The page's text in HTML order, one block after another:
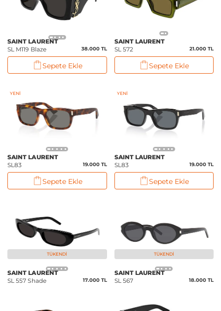
SAINT LAURENT
SL M119 Blaze
38.000 TL
Sepete Ekle
SAINT LAURENT
SL 572
21.000 TL
Sepete Ekle
YENI
SAINT LAURENT
SL83
19.000 TL
Sepete Ekle
YENI
SAINT LAURENT
SL83
19.000 TL
Sepete Ekle
TÜKENDI
SAINT LAURENT
SL 557 Shade
17.000 TL
TÜKENDI
SAINT LAURENT
SL 567
18.000 TL